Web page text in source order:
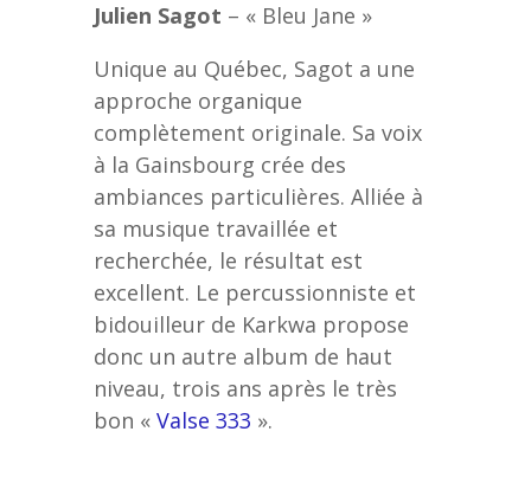
Julien Sagot – « Bleu Jane »
Unique au Québec, Sagot a une
approche organique
complètement originale. Sa voix
à la Gainsbourg crée des
ambiances particulières. Alliée à
sa musique travaillée et
recherchée, le résultat est
excellent. Le percussionniste et
bidouilleur de Karkwa propose
donc un autre album de haut
niveau, trois ans après le très
bon « Valse 333 ».